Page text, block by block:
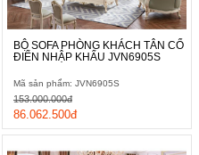
BỘ SOFA PHÒNG KHÁCH TÂN CỔ
ĐIỂN NHẬP KHẨU JVN6905S
Mã sản phẩm: JVN6905S
86.062.500đ
153.000.000đ